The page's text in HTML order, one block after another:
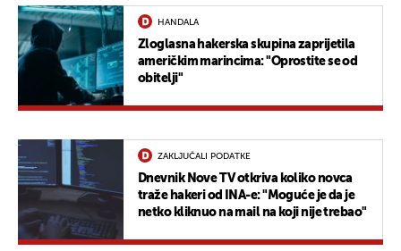
HANDALA
Zloglasna hakerska skupina zaprijetila
američkim marincima: "Oprostite se od
obitelji"
ZAKLJUČALI PODATKE
Dnevnik Nove TV otkriva koliko novca
traže hakeri od INA-e: "Moguće je da je
netko kliknuo na mail na koji nije trebao"